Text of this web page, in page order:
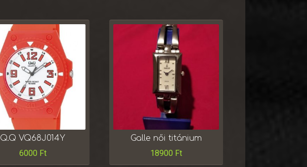
Q.Q VQ68J014Y
6000 Ft
Galle női titánium
18900 Ft